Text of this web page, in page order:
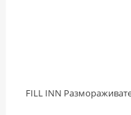
FILL INN